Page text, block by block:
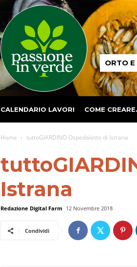
Passione
in ORTO
CALENDARIO LAVORI COME
Home tuttoGIARDINO Ospedaletto di Istrana
Istrana
Redazione Digital Farm 12 Novembre 2018
Condividi